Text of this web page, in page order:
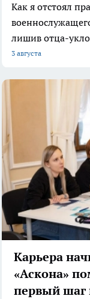
Как я отстоял
лишив отца-
3 августа
Карьера
«Аскона»
первый шаг